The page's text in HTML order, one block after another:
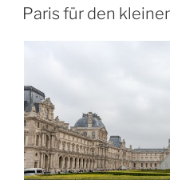
Geldbeutel
AM
Paris für den